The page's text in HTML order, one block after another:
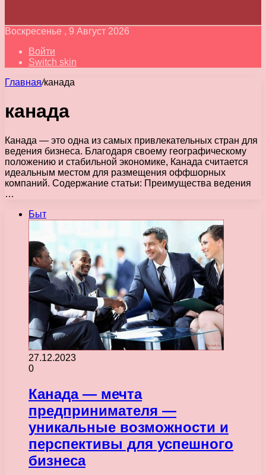
Воскресенье , 9 Август 2026
Войти
Switch skin
Главная/канада
канада
Канада — это одна из самых привлекательных стран для
ведения бизнеса. Благодаря своему географическому
положению и стабильной экономике, Канада считается
идеальным местом для размещения оффшорных
компаний. Содержание статьи: Преимущества ведения
…
Быт
27.12.2023
0
Канада — мечта
предпринимателя —
уникальные возможности и
перспективы для успешного
бизнеса